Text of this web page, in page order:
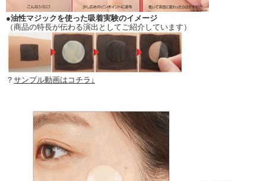
●油性マジックを使った吸着実験のイメージ
（商品の特長が伝わる演出としてご紹介しています）
？ サンプル動画はコチラ↓